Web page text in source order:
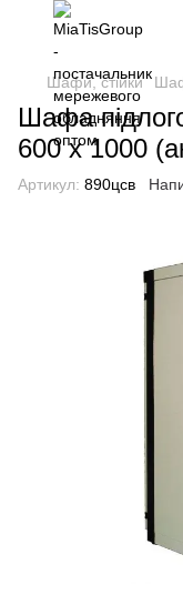
Шафи, стійки
Шафа
600 х 1000
Артикул: 890цсв